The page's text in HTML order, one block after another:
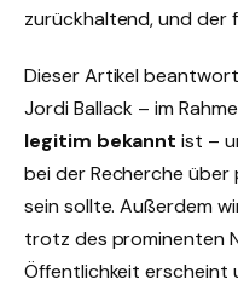
zurückhaltend, und der
Dieser Artikel
Jordi Ballack – im
legitim bekannt ist –
bei der Recherche
sein sollte. Außerdem
trotz des prominenten
Öffentlichkeit erscheint